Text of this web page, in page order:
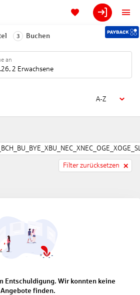
3 Buchen
an
, 2 Erwachsene
A-Z
Filter zurücksetzen
Entschuldigung. Wir konnten keine
Angebote finden.